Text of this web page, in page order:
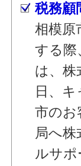
税務顧
相模原
する際
は、株
日、
市のお
局へ
ルサ